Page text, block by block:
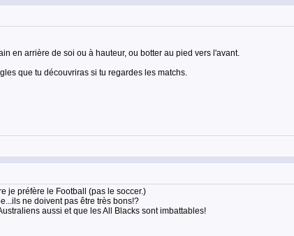
en arrière de soi ou à hauteur, ou botter au pied vers l'avant.
que tu découvriras si tu regardes les matchs.
je préfère le Football (pas le soccer.)
ne doivent pas être très bons!?
aussi et que les All Blacks sont imbattables!